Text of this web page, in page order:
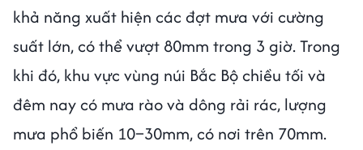
khả năng xuất hiện các đợt mưa với cường
suất lớn, có thể vượt 80mm trong 3 giờ. Trong
khi đó, khu vực vùng núi Bắc Bộ chiều tối và
đêm nay có mưa rào và dông rải rác, lượng
mưa phổ biến 10–30mm, có nơi trên 70mm.